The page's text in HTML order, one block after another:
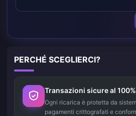
PERCHÉ SCEGLIERCI?
Transazioni sicure al 100%
Ogni ricarica è protetta da
pagamenti crittografati e